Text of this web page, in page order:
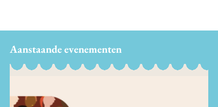
Aanstaande evenementen